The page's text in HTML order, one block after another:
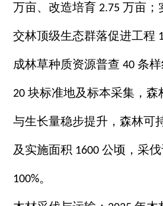
万亩、改造培育 2.75 万亩；
交林顶级生态群落促进工程
成林草种质资源普查 40 条样
20 块标准地及标本采集，森
与生长量稳步提升，森林可
及实施面积 1600 公顷，采
100%。